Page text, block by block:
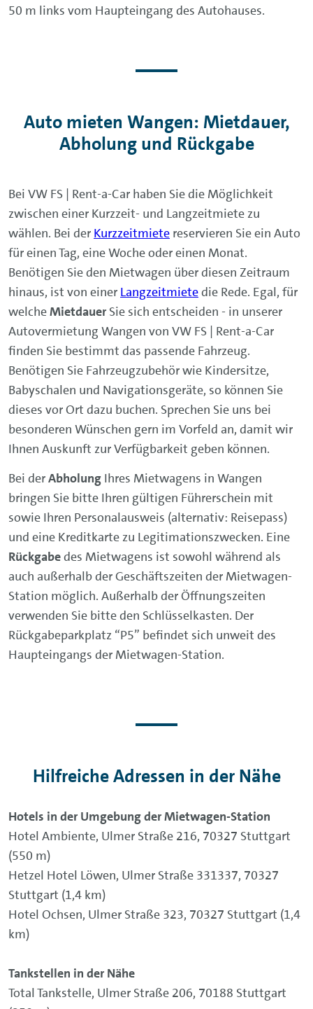
50 m links vom Haupteingang des Autohauses.
Auto mieten Wangen: Mietdauer,
Abholung und Rückgabe
Bei VW FS | Rent-a-Car haben Sie die Möglichkeit
zwischen einer Kurzzeit- und Langzeitmiete zu
wählen. Bei der Kurzzeitmiete reservieren Sie ein Auto
für einen Tag, eine Woche oder einen Monat.
Benötigen Sie den Mietwagen über diesen Zeitraum
hinaus, ist von einer Langzeitmietedie Rede. Egal, für
welcheMietdauer Sie sich entscheiden - in unserer
Autovermietung Wangen von VW FS | Rent-a-Car
finden Sie bestimmt das passende Fahrzeug.
Benötigen Sie Fahrzeugzubehör wie Kindersitze,
Babyschalen und Navigationsgeräte, so können Sie
dieses vor Ort dazu buchen. Sprechen Sie uns bei
besonderen Wünschen gern im Vorfeld an, damit wir
Ihnen Auskunft zur Verfügbarkeit geben können.
Bei derAbholung Ihres Mietwagens in Wangen
bringen Sie bitte Ihren gültigen Führerschein mit
sowie Ihren Personalausweis (alternativ: Reisepass)
und eine Kreditkarte zu Legitimationszwecken. Eine
Rückgabedes Mietwagens ist sowohl während als
auch außerhalb der Geschäftszeiten der Mietwagen-
Station möglich. Außerhalb der Öffnungszeiten
verwenden Sie bitte den Schlüsselkasten. Der
Rückgabeparkplatz “P5” befindet sich unweit des
Haupteingangs der Mietwagen-Station.
Hilfreiche Adressen in der Nähe
Hotels in der Umgebung der Mietwagen-Station
Hotel Ambiente, Ulmer Straße 216, 70327 Stuttgart
(550 m)
Hetzel Hotel Löwen, Ulmer Straße 331337, 70327
Stuttgart (1,4 km)
Hotel Ochsen, Ulmer Straße 323, 70327 Stuttgart (1,4
km)
Tankstellen in der Nähe
Total Tankstelle, Ulmer Straße 206, 70188 Stuttgart